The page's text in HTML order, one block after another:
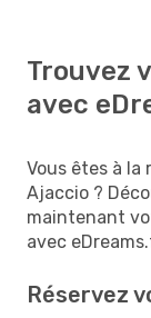
Trouvez
avec
Vous êtes à la
Ajaccio ?
maintenant
avec
Réservez